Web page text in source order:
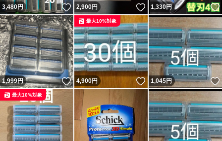
3,480円 いいね！
2,900円 いいね！
1,330円
1,999円 いいね！
4,900円 いいね！
最大10%対象
1,045円
最大10%対象